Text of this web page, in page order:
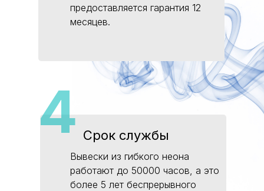
предоставляется гарантия 12
месяцев.
Вывески из гибкого неона
работают до 50000 часов, а это
более 5 лет беспрерывного
Срок службы
4